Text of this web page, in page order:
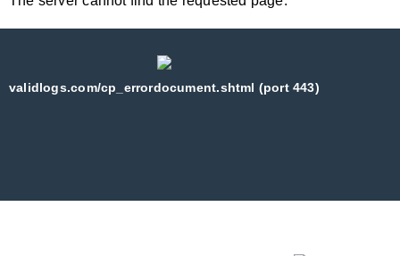
validlogs.com/cp_errordocument.shtml (port 443)